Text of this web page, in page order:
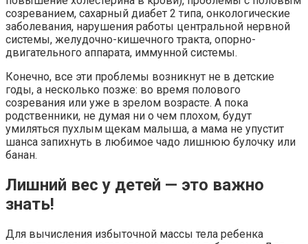
созреванием, сахарный диабет 2 типа, онкологические
заболевания, нарушения работы центральной нервной
системы, желудочно-кишечного тракта, опорно-
двигательного аппарата, иммунной системы.
Конечно, все эти проблемы возникнут не в детские
годы, а несколько позже: во время полового
созревания или уже в зрелом возрасте. А пока
родственники, не думая ни о чем плохом, будут
умиляться пухлым щекам малыша, а мама не упустит
шанса запихнуть в любимое чадо лишнюю булочку или
банан.
Лишний вес у детей — это важно
знать!
Для вычисления избыточной массы тела ребенка